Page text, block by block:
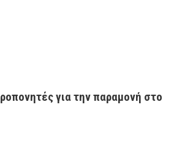
για την παραμονή στο